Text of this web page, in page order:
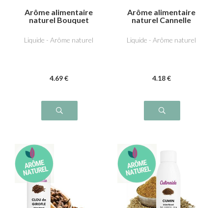
Arôme alimentaire
naturel Bouquet
Liquide - Arôme naturel
4.69 €
Arôme alimentaire
naturel Cannelle
Liquide - Arôme naturel
4.18 €